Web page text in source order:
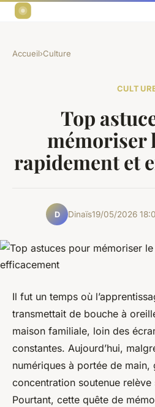
Accueil›Culture
Top
mémoriser
rapidement et
D Dinaïs19/05/2026
Il fut un temps où
transmettait de bouche à
maison familiale, loin des
constantes. Aujourd’hui,
numériques à portée de main,
concentration soutenue
Pourtant, cette quête de